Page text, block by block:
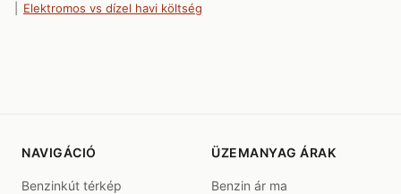
Elektromos vs dízel havi költség
NAVIGÁCIÓ
Benzinkút térkép
ÜZEMANYAG ÁRAK
Benzin ár ma